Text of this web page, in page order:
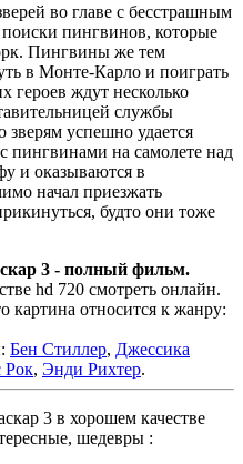
во главе с бесстрашным
пингвинов, которые
Пингвины же тем
в Монте-Карло и поиграть
героев ждут несколько
службы
зверям успешно удается
пингвинами на самолете над
и оказываются в
начал приезжать
будто они тоже
3 - полный фильм.
hd 720 смотреть онлайн.
картина относится к жанру:
Бен Стиллер, Джессика
Рок, Энди Рихтер.
3 в хорошем качестве
шедевры :